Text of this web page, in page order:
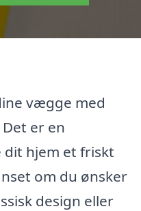
vægge med
er en
dit hjem et friskt
om du ønsker
design eller